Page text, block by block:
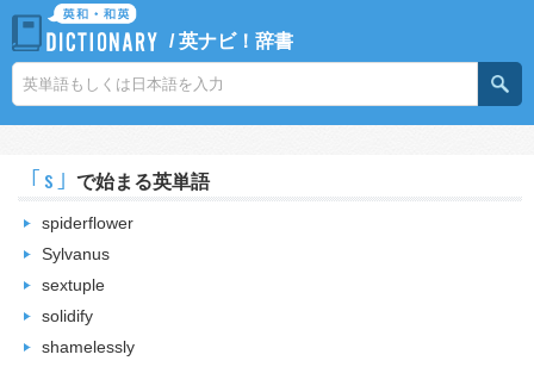
/英ナビ！辞書
｢s｣ で始まる英単語
spiderflower
Sylvanus
sextuple
solidify
shamelessly